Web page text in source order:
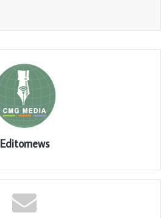
Editornews